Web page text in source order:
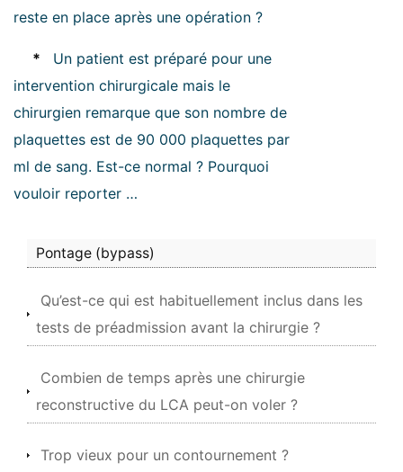
reste en place après une opération ?
*
Un patient est préparé pour une
intervention chirurgicale mais le
chirurgien remarque que son nombre de
plaquettes est de 90 000 plaquettes par
ml de sang. Est-ce normal ? Pourquoi
vouloir reporter …
Pontage (bypass)
Qu’est-ce qui est habituellement inclus dans les
tests de préadmission avant la chirurgie ?
Combien de temps après une chirurgie
reconstructive du LCA peut-on voler ?
Trop vieux pour un contournement ?